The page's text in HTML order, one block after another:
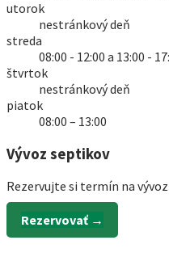
utorok
nestránkový deň
streda
08:00 - 12:00 a 13:00 -
štvrtok
nestránkový deň
piatok
08:00 – 13:00
Vývoz septikov
Rezervujte si termín na
Rezervovať →